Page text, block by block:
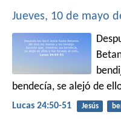
Jueves, 10 de mayo
bendecía, se alejó de
Lucas 24:50-51 Jesús